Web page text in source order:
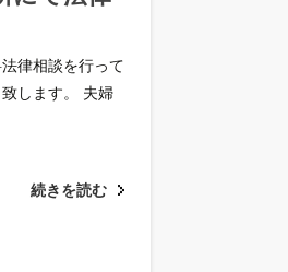
律相談を行って
します。 夫婦
続きを読む